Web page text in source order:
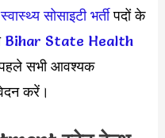
सोसाइटी भर्तीपदों के
Bihar State Health
सभी आवश्यक
करें।